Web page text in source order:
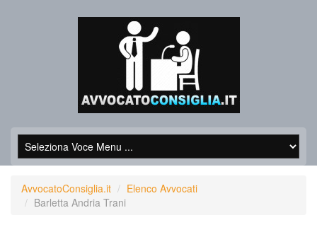
AvvocatoConsiglia.it
Elenco Avvocati
Barletta Andria Trani